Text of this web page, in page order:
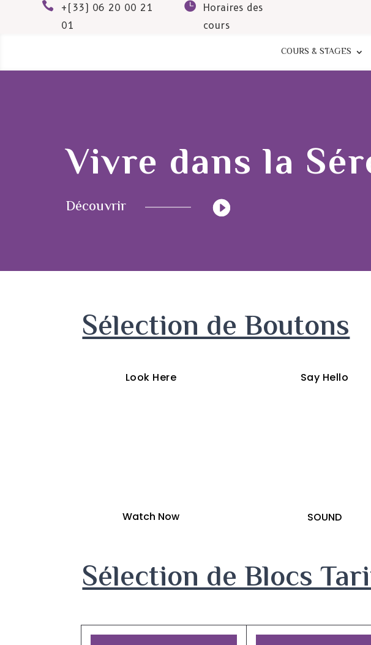

+(33) 06 20 00 21
01

Horaires des
cours
COURS & STAGES
Vivre dans la
Découvrir
Suivre
Sélection de Boutons
Look Here Say Hello
Watch Now SOUND
Sélection de Blocs